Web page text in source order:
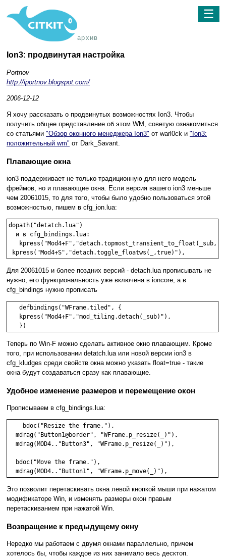
архив
☰
Ion3: продвинутая настройка
Portnov
http://iportnov.blogspot.com/
2006-12-12
Я хочу рассказать о продвинутых возможностях Ion3. Чтобы
получить общее представление об этом WM, советую ознакомиться
со статьями "Обзор оконного менеджера Ion3" от warl0ck и "Ion3:
положительный wm" от Dark_Savant.
Плавающие окна
ion3 поддерживает не только традиционную для него модель
фреймов, но и плавающие окна. Если версия вашего ion3 меньше
чем 20061015, то для того, чтобы было удобно пользоваться этой
возможностью, пишем в cfg_ion.lua:
dopath("detatch.lua")
  и в cfg_bindings.lua:
kpress("Mod4+F","detach.topmost_transient_to_float(_sub,
Для 20061015 и более поздних версий - detach.lua прописывать не
нужно, его функциональность уже включена в ioncore, а в
cfg_bindings нужно прописать
   defbindings("WFrame.tiled", {
   kpress("Mod4+F","mod_tiling.detach(_sub)"),
Теперь по Win-F можно сделать активное окно плавающим. Кроме
того, при использовании detatch.lua или новой версии ion3 в
cfg_kludges среди свойств окна можно указать float=true - такие
окна будут создаваться сразу как плавающие.
Удобное изменение размеров и перемещение окон
Прописываем в cfg_bindings.lua:
    bdoc("Resize the frame."),
  mdrag("Button1@border", "WFrame.p_resize(_)"),
  mdrag(MOD4.."Button3", "WFrame.p_resize(_)"),
  bdoc("Move the frame."),
Это позволит перетаскивать окна левой кнопкой мыши при нажатом
модификаторе Win, и изменять размеры окон правым
перетаскиванием при нажатой Win.
Возвращение к предыдущему окну
Нередко мы работаем с двумя окнами параллельно, причем
хотелось бы, чтобы каждое из них занимало весь десктоп.